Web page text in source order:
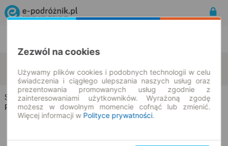
07.08.2026 | -- : --
zmień kryteria
Skrodzkie → Miecze
Rozkład jazdy i bilety
Zezwól na cookies
Używamy plików cookies i podobnych technologii w celu
świadczenia i ciągłego ulepszania naszych usług oraz
prezentowania promowanych usług zgodnie z
zainteresowaniami użytkowników. Wyrażoną zgodę
możesz w dowolnym momencie cofnąć lub zmienić.
Więcej informacji w Polityce prywatności.